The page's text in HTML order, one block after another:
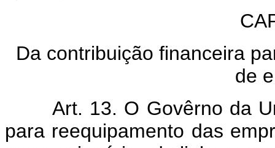
Da contribuição financeira
de
Art. 13. O Govêrno da
para reequipamento das